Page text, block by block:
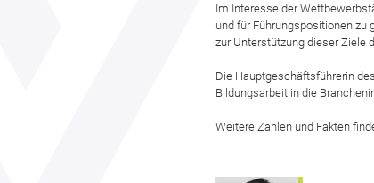
Im Interesse der
und für Führungspositionen zu
zur Unterstützung dieser Ziele
Die Hauptgeschäftsführerin
Bildungsarbeit in die
Weitere Zahlen und Fakten